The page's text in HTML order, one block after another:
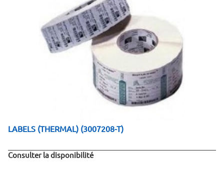
LABELS (THERMAL) (3007208-T)
Consulter la disponibilité